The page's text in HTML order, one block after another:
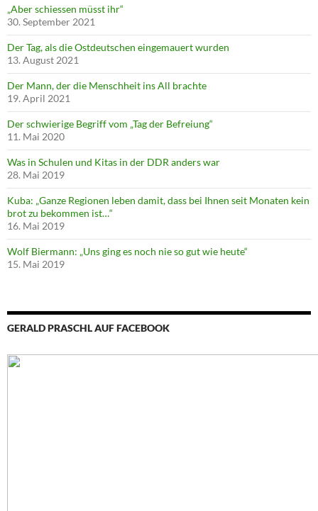
„Aber schiessen müsst ihr“
30. September 2021
Der Tag, als die Ostdeutschen eingemauert wurden
13. August 2021
Der Mann, der die Menschheit ins All brachte
19. April 2021
Der schwierige Begriff vom „Tag der Befreiung“
11. Mai 2020
Was in Schulen und Kitas in der DDR anders war
28. Mai 2019
Kuba: „Ganze Regionen leben damit, dass bei Ihnen seit Monaten kein
brot zu bekommen ist…“
16. Mai 2019
Wolf Biermann: „Uns ging es noch nie so gut wie heute“
15. Mai 2019
GERALD PRASCHL AUF FACEBOOK